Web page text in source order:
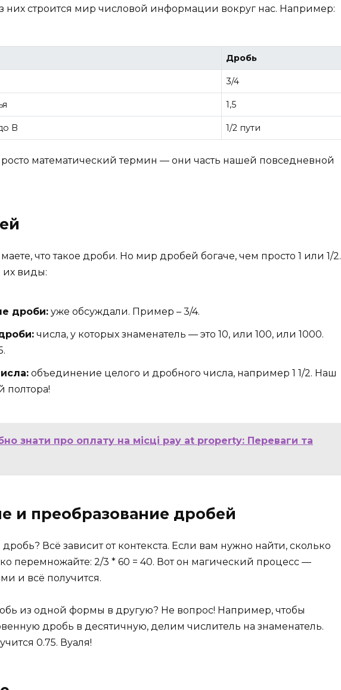
них строится мир числовой информации вокруг нас. Например:
Дробь
3/4
1,5
B 1/2 пути
математический термин — они часть нашей повседневной
что такое дроби. Но мир дробей богаче, чем просто 1 или 1/2.
их виды:
дроби: уже обсуждали. Пример – 3/4.
числа, у которых знаменатель — это 10, или 100, или 1000.
объединение целого и дробного числа, например 1 1/2. Наш
полтора!
знати про оплату на місці pay at property: Переваги та
и преобразование дробей
дробь? Всё зависит от контекста. Если вам нужно найти, сколько
перемножайте: 2/3 * 60 = 40. Вот он магический процесс —
и всё получится.
из одной формы в другую? Не вопрос! Например, чтобы
дробь в десятичную, делим числитель на знаменатель.
0.75. Вуаля!